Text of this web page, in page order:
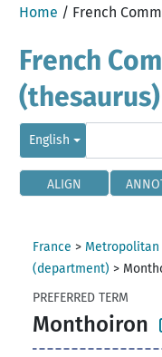
Home / French
French
(thesaurus)
English
ALIGN
France > Metropolitan
(department) >
PREFERRED TERM
Monthoiron